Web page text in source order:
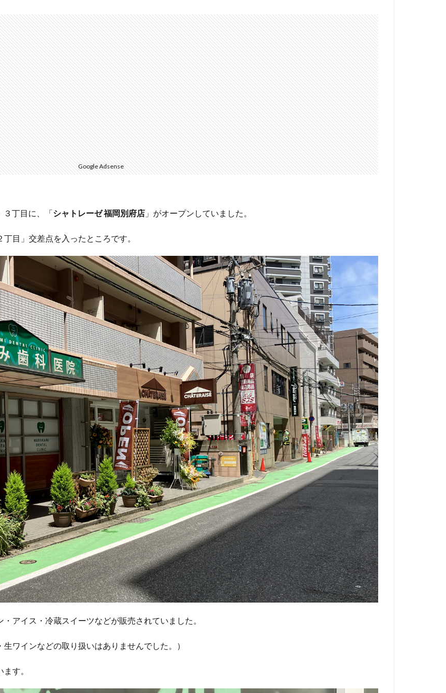
Google Adsense
３丁目に、「シャトレーゼ 福岡別府店 」がオープンしていました。
目」交差点を入ったところです。
アイス・冷蔵スイーツなどが販売されていました。
ワインなどの取り扱いはありませんでした。）
す。